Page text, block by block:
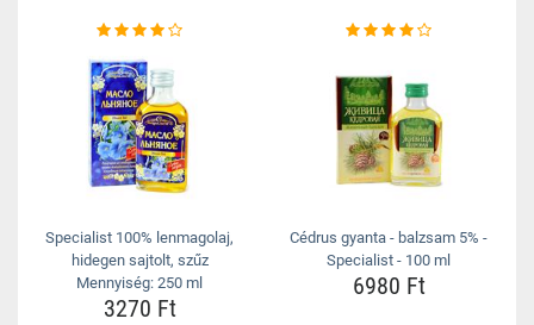
Specialist 100% lenmagolaj,
hidegen sajtolt, szűz
Mennyiség: 250 ml
3270 Ft
Cédrus gyanta - balzsam 5% -
Specialist - 100 ml
6980 Ft